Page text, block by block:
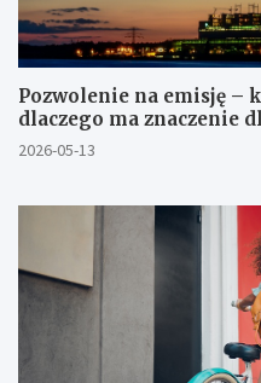
Pozwolenie na emisję –
dlaczego ma znaczenie
2026-05-13